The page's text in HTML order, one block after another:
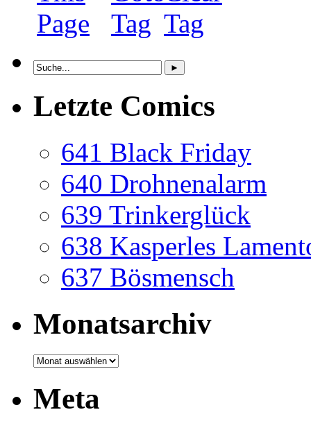
Letzte Comics
641 Black Friday
640 Drohnenalarm
639 Trinkerglück
638 Kasperles
637 Bösmensch
Monatsarchiv
Monatsarchiv
Meta